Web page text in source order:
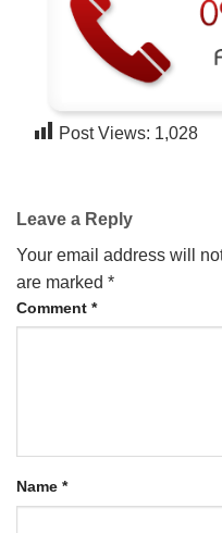
Post Views: 1,028
Leave a Reply
Your email address will
are marked *
Comment *
Name *